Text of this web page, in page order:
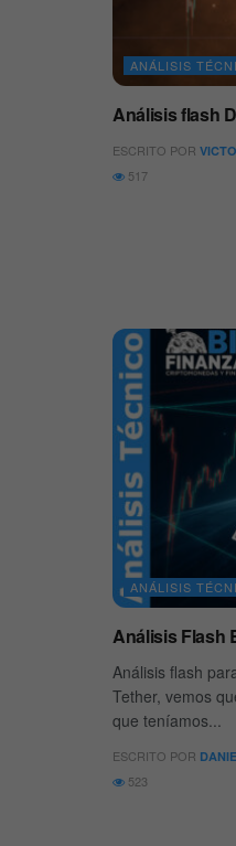
ANÁLISIS
Análisis flash
ESCRITO POR
517
ANÁLISIS
Análisis Flash
Análisis flash
Tether, vemos
que teníamos...
ESCRITO POR
523